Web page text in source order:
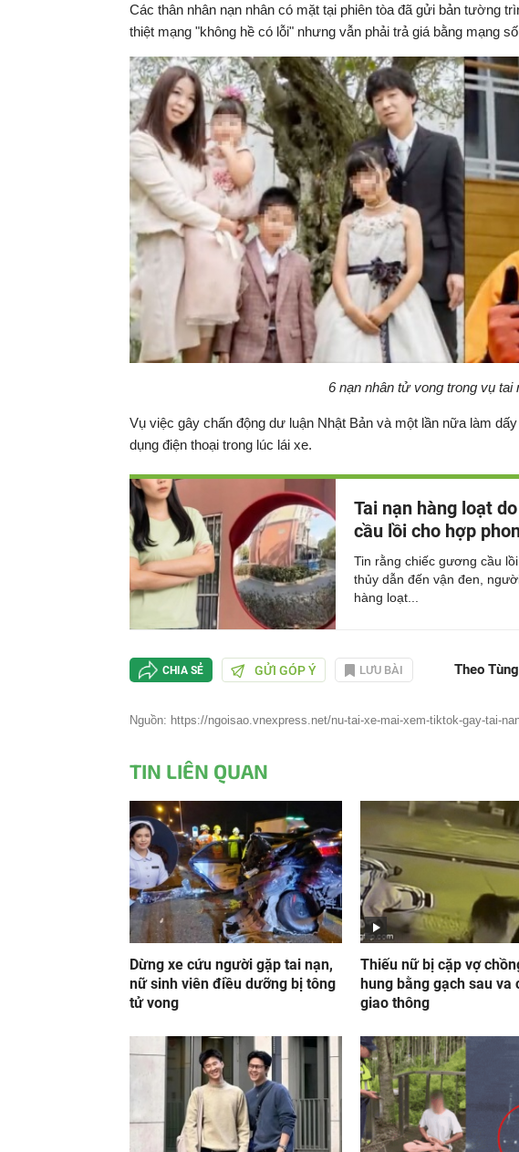
Các thân nhân nạn nhân có mặt tại phiên tòa đã gửi bản tường
thiệt mạng "không hề có lỗi" nhưng vẫn phải trả giá bằng mạng
6 nạn nhân tử vong trong vụ tai
Vụ việc gây chấn động dư luận Nhật Bản và một lần nữa làm
dụng điện thoại trong lúc lái xe.
Tai nạn hàng loạt
cầu lồi cho hợp
Tin rằng chiếc gương cầu
thủy dẫn đến vận đen,
hàng loạt...
CHIA SẺ GỬI GÓP Ý LƯU BÀI Theo
Nguồn: https://ngoisao.vnexpress.net/nu-tai-xe-mai-xem-tiktok-gay-tai-
TIN LIÊN QUAN
Dừng xe cứu người gặp tai nạn,
nữ sinh viên điều dưỡng bị tông
tử vong
Thiếu nữ bị cặp vợ
hung bằng gạch sau va
giao thông